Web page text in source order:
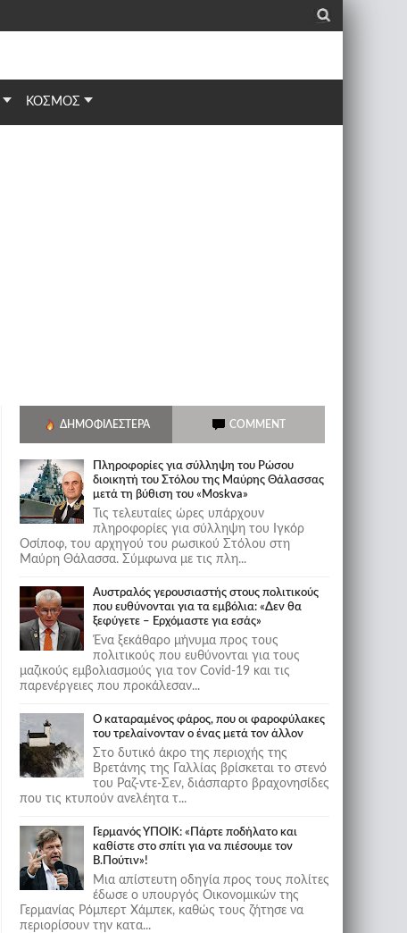
_
ΚΟΣΜΟΣ
ΔΗΜΟΦΙΛΈΣΤΕΡΑ COMMENT
Πληροφορίες για σύλληψη του Ρώσου
διοικητή του Στόλου της Mαύρης Θάλασσας
μετά τη βύθιση του «Moskva»
Τις τελευταίες ώρες υπάρχουν
πληροφορίες για σύλληψη του Ιγκόρ
Οσίποφ, του αρχηγού του ρωσικού Στόλου στη
Μαύρη Θάλασσα. Σύμφωνα με τις πλη...
Αυστραλός γερουσιαστής στους πολιτικούς
που ευθύνονται για τα εμβόλια: «Δεν θα
ξεφύγετε – Ερχόμαστε για εσάς»
Ένα ξεκάθαρο μήνυμα προς τους
πολιτικούς που ευθύνονται για τους
μαζικούς εμβολιασμούς για τον Covid-19 και τις
παρενέργειες που προκάλεσαν...
Ο καταραμένος φάρος, που οι φαροφύλακες
του τρελαίνονταν ο ένας μετά τον άλλον
Στο δυτικό άκρο της περιοχής της
Βρετάνης της Γαλλίας βρίσκεται το στενό
του Ραζ-ντε-Σεν, διάσπαρτο βραχονησίδες
που τις κτυπούν ανελέητα τ...
Γερμανός ΥΠΟΙΚ: «Πάρτε ποδήλατο και
καθίστε στο σπίτι για να πιέσουμε τον
Β.Πούτιν»!
Μια απίστευτη οδηγία προς τους πολίτες
έδωσε ο υπουργός Οικονομικών της
Γερμανίας Ρόμπερτ Χάμπεκ, καθώς τους ζήτησε να
περιορίσουν την κατα...